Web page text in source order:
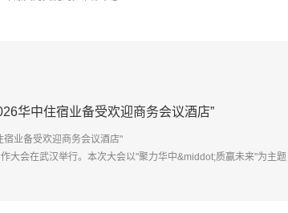
华中住宿业备受欢迎商务会议酒店”
业备受欢迎商务会议酒店"
大会在武汉举行。本次大会以"聚力华中&middot;质赢未来"为主